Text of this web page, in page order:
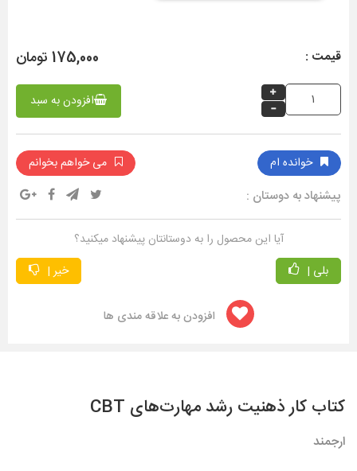
قیمت : 175,000 تومان
افزودن به سبد
خوانده ام می خواهم بخوانم
پیشنهاد به دوستان :
آیا این محصول را به دوستانتان پیشنهاد میکنید؟
بلی |
خیر |
افزودن به علاقه مندی ها
کتاب کار ذهنیت رشد مهارت‌های CBT
ارجمند